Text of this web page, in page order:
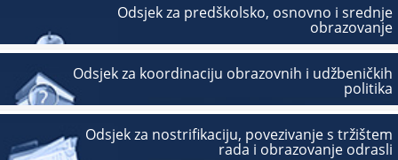
Odsjek za predškolsko, osnovno i srednje
obrazovanje
Odsjek za koordinaciju obrazovnih i udžbeničkih
politika
Odsjek za nostrifikaciju, povezivanje s tržištem
rada i obrazovanje odrasli